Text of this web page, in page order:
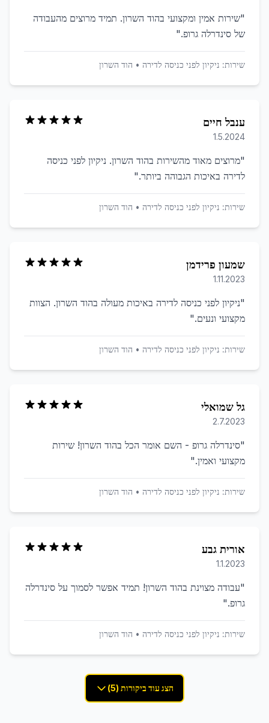
"שירות אמין ומקצועי בהוד השרון. תמיד מרוצים מהעבודה
של סינדרלה גרופ."
שירות: ניקיון לפני כניסה לדירה • הוד השרון
ענבל חיים
1.5.2024
"מרוצים מאוד מהשירות בהוד השרון. ניקיון לפני כניסה
לדירה באיכות הגבוהה ביותר."
שירות: ניקיון לפני כניסה לדירה • הוד השרון
שמעון פרידמן
1.11.2023
"ניקיון לפני כניסה לדירה באיכות מעולה בהוד השרון. הצוות
מקצועי ונעים."
שירות: ניקיון לפני כניסה לדירה • הוד השרון
גל שמואלי
2.7.2023
"סינדרלה גרופ - השם אומר הכל בהוד השרון! שירות
מקצועי ואמין."
שירות: ניקיון לפני כניסה לדירה • הוד השרון
אורית גבע
1.1.2023
"עבודה מצוינת בהוד השרון! תמיד אפשר לסמוך על סינדרלה
גרופ."
שירות: ניקיון לפני כניסה לדירה • הוד השרון
הצג עוד ביקורות (5)